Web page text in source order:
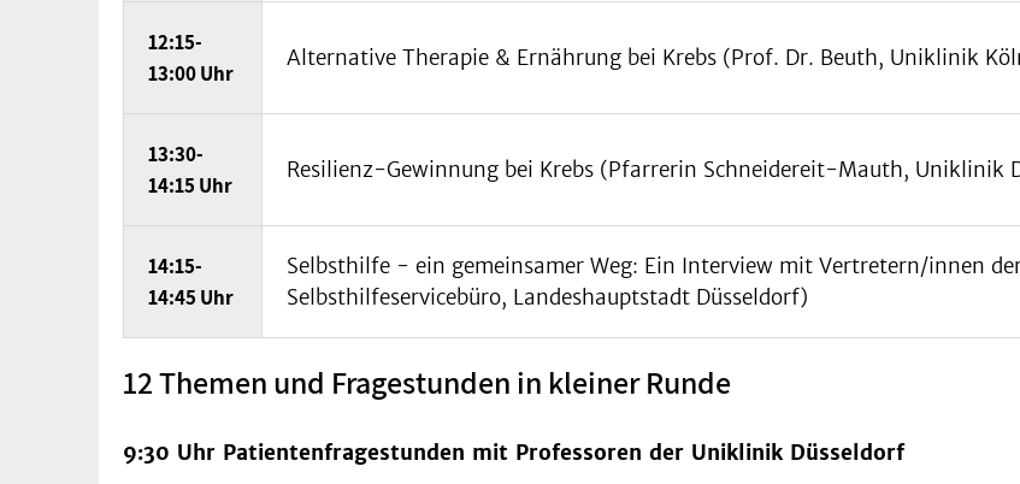
12:15-
13:00 Uhr
Alternative Therapie & Ernährung bei Krebs (Prof. Dr. Beuth, Uniklinik
13:30-
14:15 Uhr
Resilienz-Gewinnung bei Krebs (Pfarrerin Schneidereit-Mauth, Uniklinik
14:15-
14:45 Uhr
Selbsthilfe - ein gemeinsamer Weg: Ein Interview mit Vertretern/innen
Selbsthilfeservicebüro, Landeshauptstadt Düsseldorf)
12 Themen und Fragestunden in kleiner Runde
9:30 Uhr Patientenfragestunden mit Professoren der Uniklinik Düsseldorf